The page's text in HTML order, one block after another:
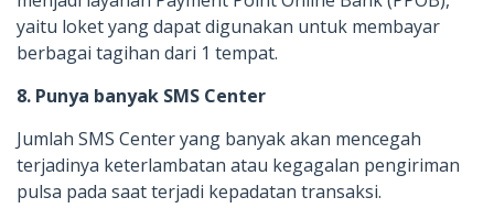
yaitu loket yang dapat digunakan untuk membayar
berbagai tagihan dari 1 tempat.
8. Punya banyak SMS Center
Jumlah SMS Center yang banyak akan mencegah
terjadinya keterlambatan atau kegagalan pengiriman
pulsa pada saat terjadi kepadatan transaksi.